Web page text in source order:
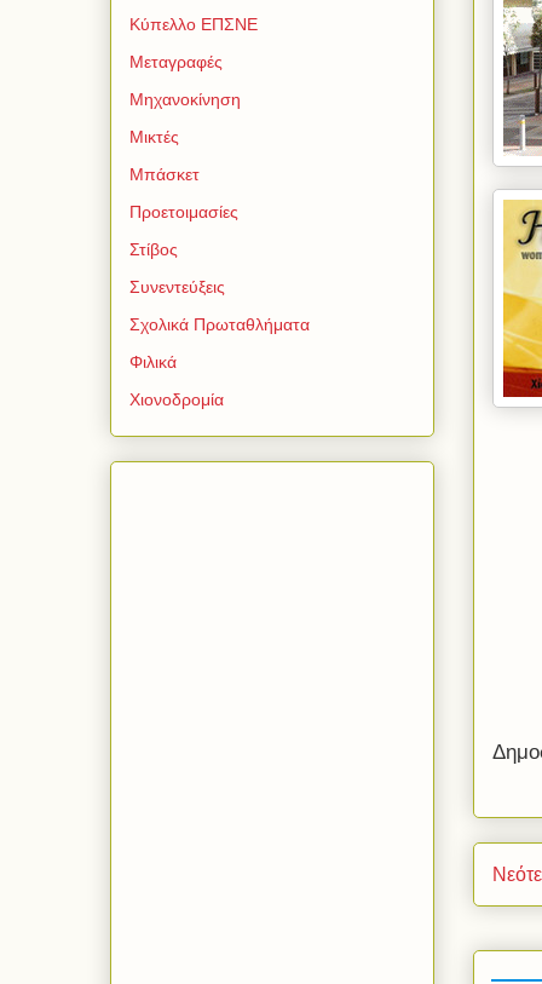
Κύπελλο ΕΠΣΝΕ
Μεταγραφές
Μηχανοκίνηση
Μικτές
Μπάσκετ
Προετοιμασίες
Στίβος
Συνεντεύξεις
Σχολικά Πρωταθλήματα
Φιλικά
Χιονοδρομία